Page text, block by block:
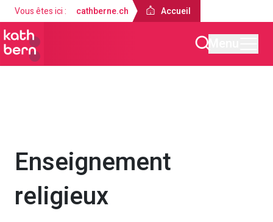
Vous êtes ici : cathberne.ch Accueil
Enseignement
religieux